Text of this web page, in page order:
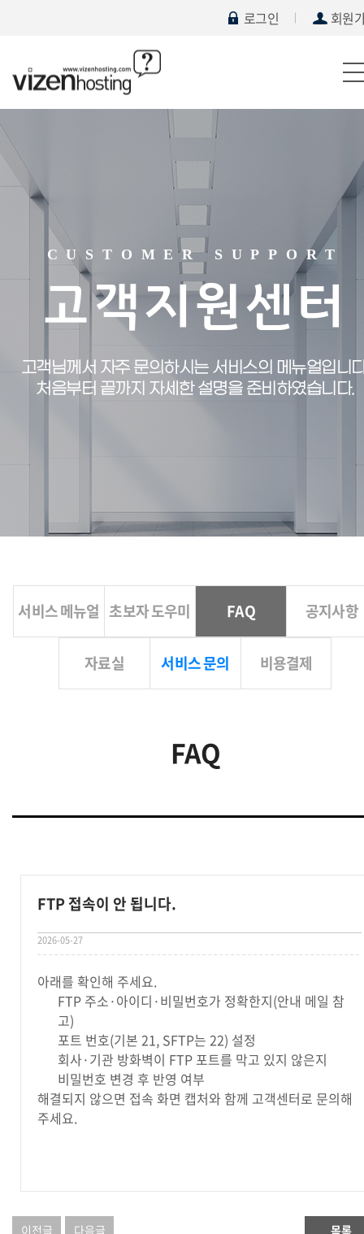
로그인 회원
CUSTOMER SUPPORT
고객지원센터
고객님께서 자주 문의하시는 서비스의 메뉴얼입니
처음부터 끝까지 자세한 설명을 준비하였습니다.
서비스 메뉴얼 초보자 도우미 FAQ 공지사항
자료실 서비스 문의 비용결제
FAQ
FTP 접속이 안 됩니다.
2026-05-27
아래를 확인해 주세요.
FTP 주소·아이디·비밀번호가 정확한지(안내 메일 참
고)
포트 번호(기본 21, SFTP는 22) 설정
회사·기관 방화벽이 FTP 포트를 막고 있지 않은지
비밀번호 변경 후 반영 여부
해결되지 않으면 접속 화면 캡처와 함께 고객센터로 문의해
주세요.
이전글 다음글 목록